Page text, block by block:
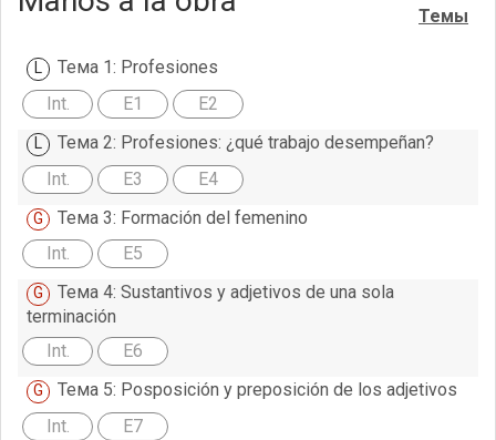
Темы
Тема 1: Profesiones
Int.
E1
E2
Тема 2: Profesiones: ¿qué trabajo desempeñan?
Int.
E3
E4
Тема 3: Formación del femenino
Int.
E5
Тема 4: Sustantivos y adjetivos de una sola
terminación
Int.
E6
Тема 5: Posposición y preposición de los adjetivos
Int.
E7